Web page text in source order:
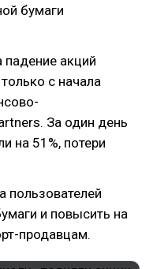
бумаги
акций
с начала
За один день
на 51%, потери
пользователей
и повысить на
продавцам.